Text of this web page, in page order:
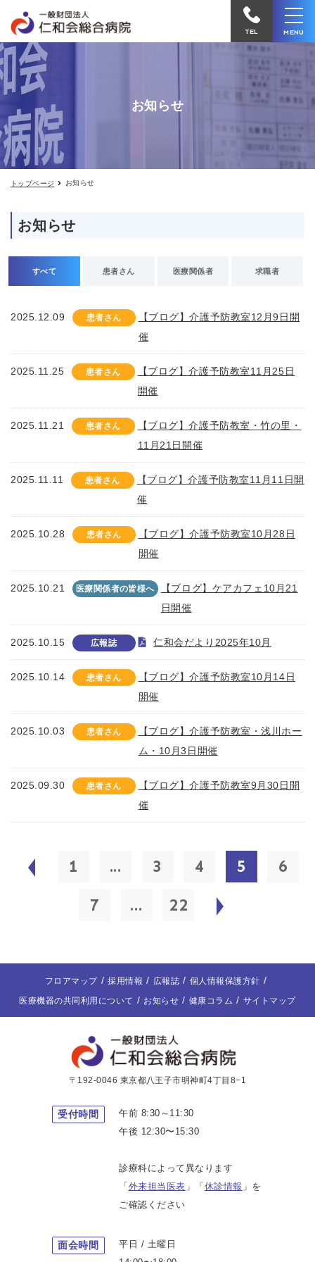
せ
病
院
電
TEL MENU
お知らせ
トップページ お知らせ
お知らせ
すべて 患者さん 医療関係者 求職者
2025.12.09 患者さん
【ブログ】介護予防教室12月9日開
催
2025.11.25 患者さん
【ブログ】介護予防教室11月25日
開催
2025.11.21 患者さん
【ブログ】介護予防教室・竹の里・
11月21日開催
2025.11.11 患者さん
【ブログ】介護予防教室11月11日開
催
2025.10.28 患者さん
【ブログ】介護予防教室10月28日
開催
2025.10.21 医療関係者の皆様へ
【ブログ】ケアカフェ10月21
日開催
2025.10.15 広報誌 仁和会だより2025年10月
2025.10.14 患者さん
【ブログ】介護予防教室10月14日
開催
2025.10.03 患者さん
【ブログ】介護予防教室・浅川ホー
ム・10月3日開催
2025.09.30 患者さん
【ブログ】介護予防教室9月30日開
催
1 ... 3 4 5
6
7
... 22
フロアマップ 採用情報 広報誌
個人情報保護方針
医療機器の共同利用について
お知らせ 健康コラム サイトマップ
〒192-0046 東京都八王子市明神町4丁目8−1
受付時間
午前 8:30～11:30
午後 12:30〜15:30
診療科によって異なります
「 外来担当医表 」「 休診情報 」を
ご確認ください
面会時間
平日 / 土曜日